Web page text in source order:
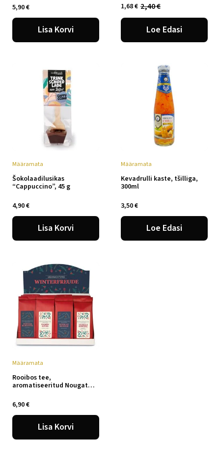
5,90€
Lisa Korvi
2,40€
Algne
hind
1,68€
Praegune
hind
Loe Edasi
Määramata
Šokolaadilusikas
“Cappuccino”, 45 g
4,90€
Lisa Korvi
Määramata
Kevadrulli kaste, tšilliga,
300ml
3,50€
Loe Edasi
Määramata
Rooibos tee,
aromatiseeritud Nougat
6,90€
Lisa Korvi